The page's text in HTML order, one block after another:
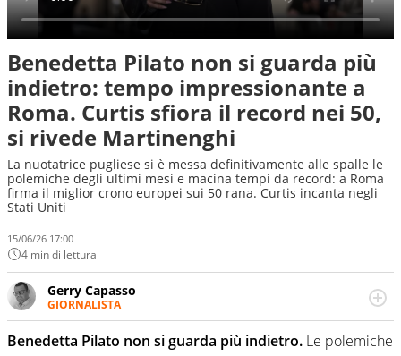
Benedetta Pilato non si guarda più
indietro: tempo impressionante a
Roma. Curtis sfiora il record nei 50,
si rivede Martinenghi
La nuotatrice pugliese si è messa definitivamente alle spalle le
polemiche degli ultimi mesi e macina tempi da record: a Roma
firma il miglior crono europei sui 50 rana. Curtis incanta negli
Stati Uniti
15/06/26 17:00
4 min di lettura
Gerry Capasso
GIORNALISTA
Per lui gli sport americani non hanno segreti: basket,
football, baseball e la capacità innata di trovare la notizia
Benedetta Pilato non si guarda più indietro. Le polemiche